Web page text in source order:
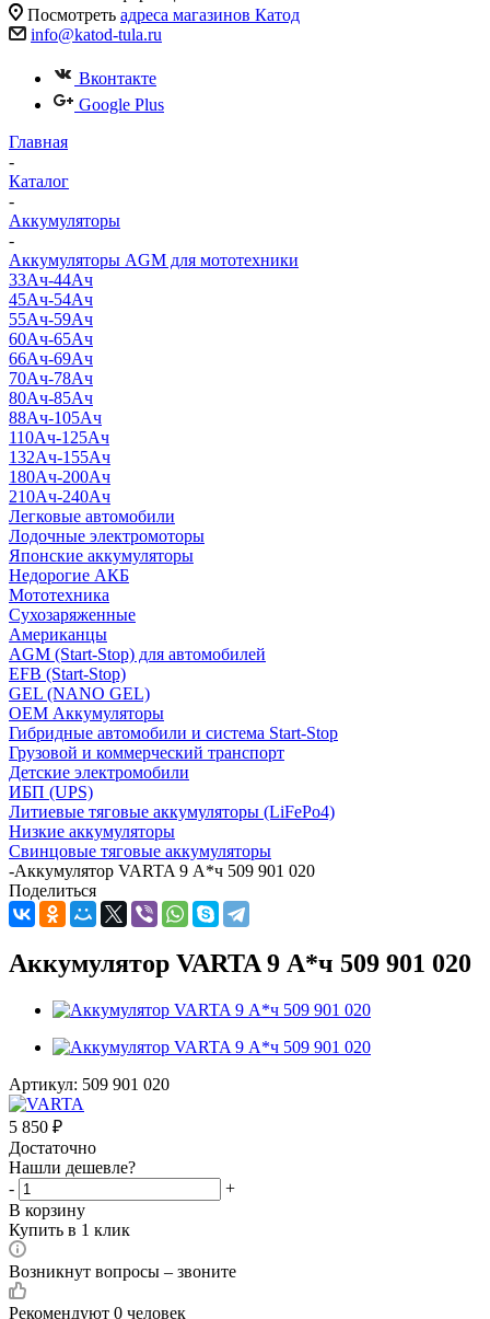
Посмотреть адреса магазинов Катод
info@katod-tula.ru
Вконтакте
Google Plus
Главная
-
Каталог
-
Аккумуляторы
-
Аккумуляторы AGM для мототехники
33Ач-44Ач
45Ач-54Ач
55Ач-59Ач
60Ач-65Ач
66Ач-69Ач
70Ач-78Ач
80Ач-85Ач
88Ач-105Ач
110Ач-125Ач
132Ач-155Ач
180Ач-200Ач
210Ач-240Ач
Легковые автомобили
Лодочные электромоторы
Японские аккумуляторы
Недорогие АКБ
Мототехника
Сухозаряженные
Американцы
AGM (Start-Stop) для автомобилей
EFB (Start-Stop)
GEL (NANO GEL)
OEM Аккумуляторы
Гибридные автомобили и система Start-Stop
Грузовой и коммерческий транспорт
Детские электромобили
ИБП (UPS)
Литиевые тяговые аккумуляторы (LiFePo4)
Низкие аккумуляторы
Свинцовые тяговые аккумуляторы
-Аккумулятор VARTA 9 А*ч 509 901 020
Поделиться
Аккумулятор VARTA 9 А*ч 509 901 020
Артикул: 509 901 020
5 850 ₽
Достаточно
Нашли дешевле?
-
+
В корзину
Купить в 1 клик
Возникнут вопросы – звоните
Рекомендуют 0 человек